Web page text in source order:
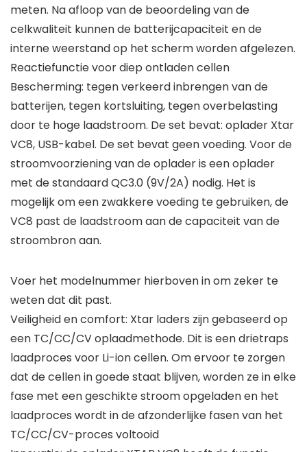
meten. Na afloop van de beoordeling van de
celkwaliteit kunnen de batterijcapaciteit en de
interne weerstand op het scherm worden afgelezen.
Reactiefunctie voor diep ontladen cellen
Bescherming: tegen verkeerd inbrengen van de
batterijen, tegen kortsluiting, tegen overbelasting
door te hoge laadstroom. De set bevat: oplader Xtar
VC8, USB-kabel. De set bevat geen voeding. Voor de
stroomvoorziening van de oplader is een oplader
met de standaard QC3.0 (9V/2A) nodig. Het is
mogelijk om een zwakkere voeding te gebruiken, de
VC8 past de laadstroom aan de capaciteit van de
stroombron aan.
Voer het modelnummer hierboven in om zeker te
weten dat dit past.
Veiligheid en comfort: Xtar laders zijn gebaseerd op
een TC/CC/CV oplaadmethode. Dit is een drietraps
laadproces voor Li-ion cellen. Om ervoor te zorgen
dat de cellen in goede staat blijven, worden ze in elke
fase met een geschikte stroom opgeladen en het
laadproces wordt in de afzonderlijke fasen van het
TC/CC/CV-proces voltooid